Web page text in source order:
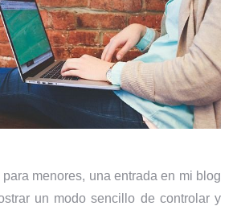
menores, una entrada en mi blog
un modo sencillo de controlar y